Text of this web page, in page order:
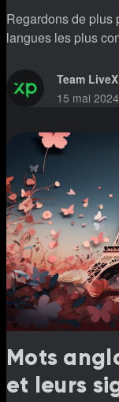
Regardons de plus
langues les plus
Team
15 mai 2024
Mots
et leurs